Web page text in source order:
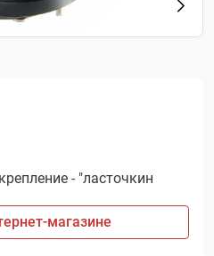
- "ласточкин
магазине